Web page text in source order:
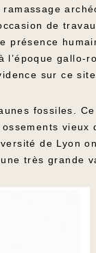
de
présence
l’époque gallo-
sur ce site.
fossiles.
vieux
de Lyon
très grande